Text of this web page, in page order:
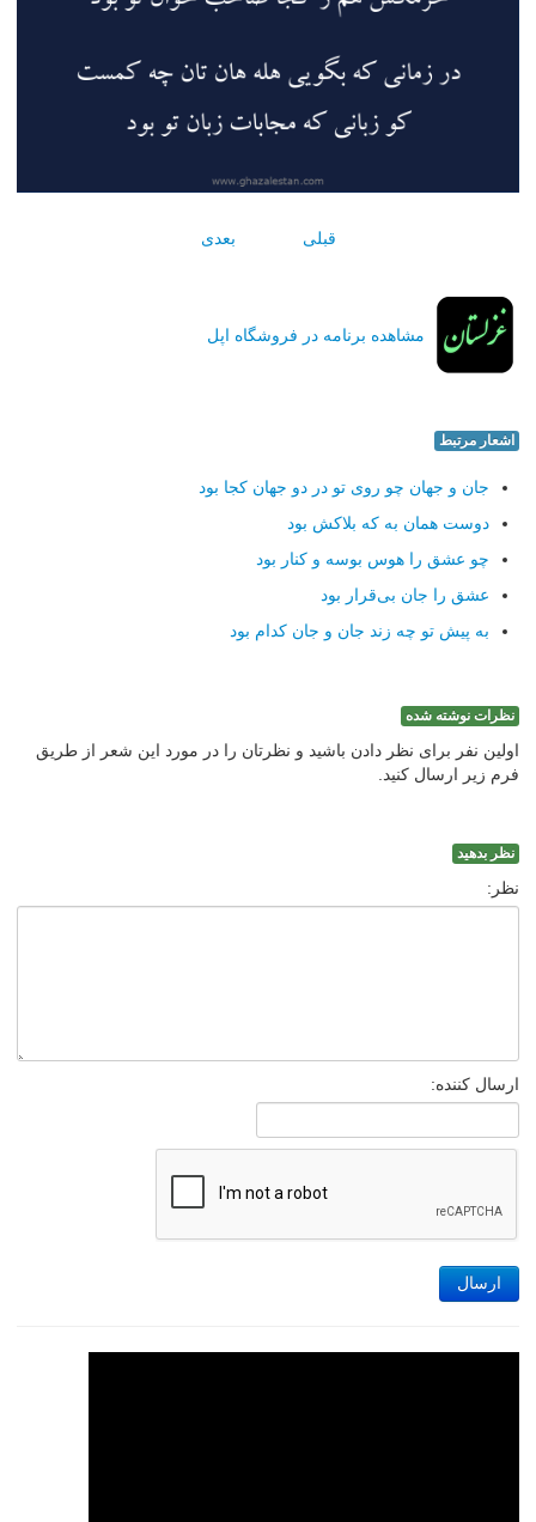
قبلی بعدی
مشاهده برنامه در فروشگاه اپل
اشعار مرتبط
جان و جهان چو روی تو در دو جهان كجا بود
دوست همان به كه بلاكش بود
چو عشق را هوس بوسه و كنار بود
عشق را جان بی‌قرار بود
به پیش تو چه زند جان و جان كدام بود
نظرات نوشته شده
اولین نفر برای نظر دادن باشید و نظرتان را در مورد این شعر از طریق
فرم زیر ارسال کنید.
نظر بدهید
نظر:
ارسال کننده:
ارسال